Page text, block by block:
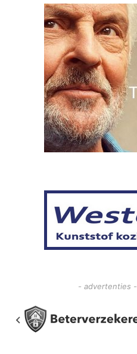
- advertenties -